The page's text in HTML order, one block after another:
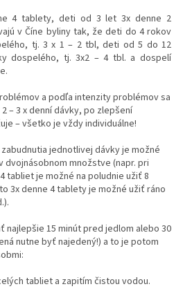
4 tablety, deti od 3 let 3x denne 2
v Číne byliny tak, že deti do 4 rokov
tj. 3 x 1 – 2 tbl, deti od 5 do 12
dospelého, tj. 3x2 – 4 tbl. a dospelí
a podľa intenzity problémov sa
– 3 x denní dávky, po zlepšení
– všetko je vždy individuálne!
jednotlivej dávky je možné
dvojnásobnom množstve (napr. pri
tabliet je možné na poludnie užiť 8
3x denne 4 tablety je možné užiť ráno
najlepšie 15 minút pred jedlom alebo 30
nutne byť najedený!) a to je potom
tabliet a zapitím čistou vodou.